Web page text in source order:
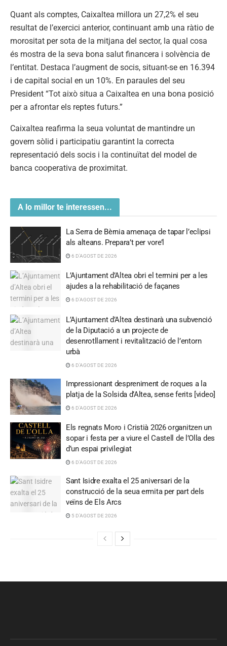
Quant als comptes, Caixaltea millora un 27,2% el seu
resultat de l’exercici anterior, continuant amb una ràtio de
morositat per sota de la mitjana del sector, la qual cosa
és mostra de la seva bona salut financera i solvència de
l’entitat. Destaca l’augment de socis, situant-se en 16.394
i de capital social en un 10%. En paraules del seu
President “Tot això situa a Caixaltea en una bona posició
per a afrontar els reptes futurs.”
Caixaltea reafirma la seua voluntat de mantindre un
govern sòlid i participatiu garantint la correcta
representació dels socis i la continuïtat del model de
banca cooperativa de proximitat.
A lo millor te interessen...
La Serra de Bèrnia amenaça de tapar l’eclipsi
als alteans. Prepara’t per vore’l
6 D'AGOST DE 2026
L’Ajuntament d’Altea obri el termini per a les
ajudes a la rehabilitació de façanes
6 D'AGOST DE 2026
L’Ajuntament d’Altea destinarà una subvenció
de la Diputació a un projecte de
desenrotllament i revitalització de l’entorn
urbà
6 D'AGOST DE 2026
Impressionant despreniment de roques a la
platja de la Solsida d’Altea, sense ferits [video]
6 D'AGOST DE 2026
Els regnats Moro i Cristià 2026 organitzen un
sopar i festa per a viure el Castell de l’Olla des
d’un espai privilegiat
6 D'AGOST DE 2026
Sant Isidre exalta el 25 aniversari de la
construcció de la seua ermita per part dels
veïns de Els Arcs
5 D'AGOST DE 2026